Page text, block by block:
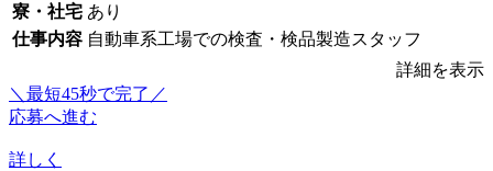
寮・社宅 あり
仕事内容 自動車系工場での検査・検品製造スタッフ
詳細を表示
＼最短45秒で完了／
応募へ進む
詳しく